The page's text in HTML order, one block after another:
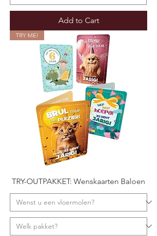
Add to Cart
TRY ME!
TRY-OUTPAKKET: Wenskaarten Baloen